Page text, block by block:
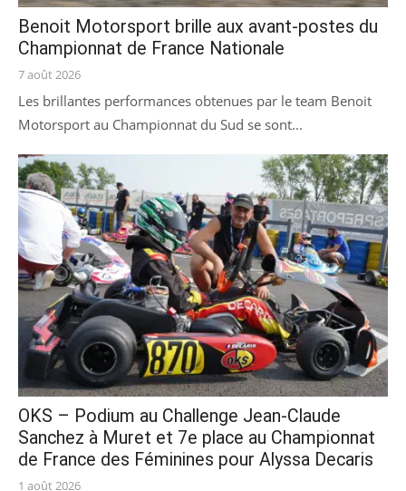
Benoit Motorsport brille aux avant-postes du
Championnat de France Nationale
Posted
on
7 août 2026
Les brillantes performances obtenues par le team Benoit
Motorsport au Championnat du Sud se sont...
OKS – Podium au Challenge Jean-Claude
Sanchez à Muret et 7e place au Championnat
de France des Féminines pour Alyssa Decaris
Posted
1 août 2026